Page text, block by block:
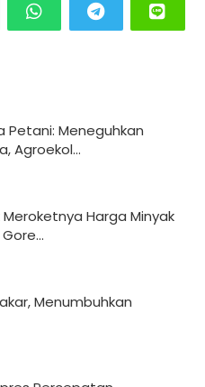
Agroekol...
Meroketnya Harga Minyak
Menumbuhkan